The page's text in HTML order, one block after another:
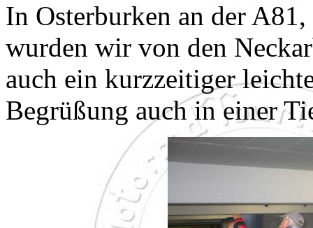
In Osterburken an der
wurden wir von den
auch ein kurzzeitiger
Begrüßung auch in einer